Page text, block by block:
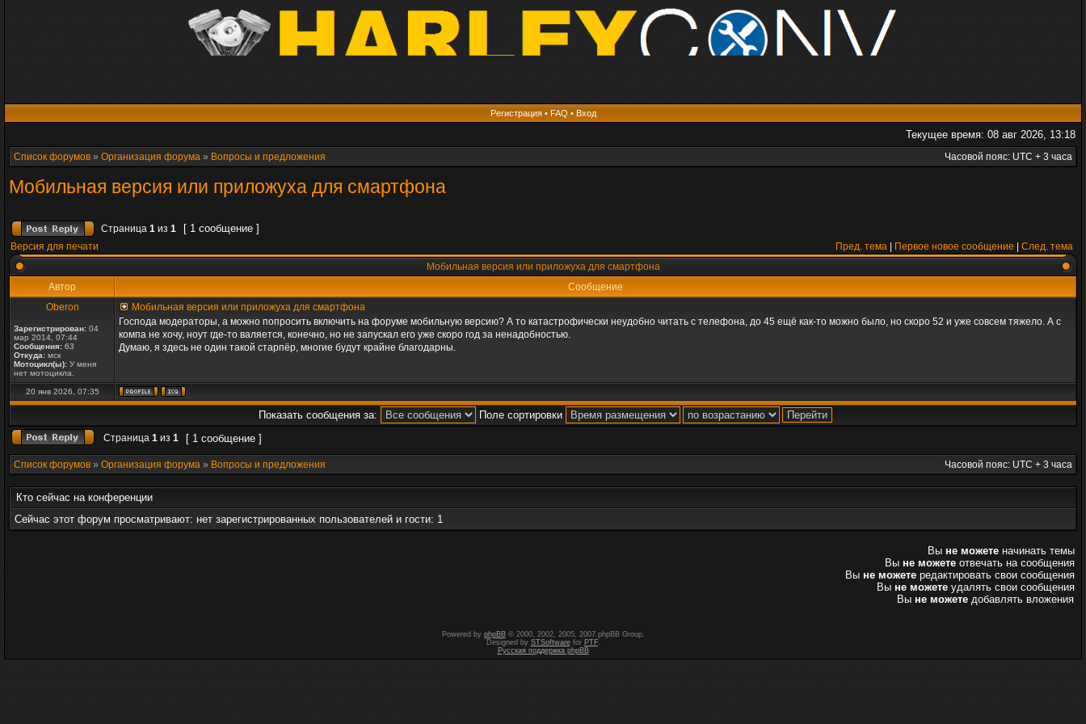
Регистрация• FAQ • Вход
Текущее время: 08 авг 2026, 13:18
Список форумов » Организация форума » Вопросы и предложения Часовой пояс: UTC + 3 часа
Мобильная версия или приложуха для смартфона
Страница 1 из 1 [ 1 сообщение ]
Версия для печати Пред. тема Первое новое сообщение
След. тема
Мобильная версия или приложуха для смартфона
Автор
Сообщение
Oberon
Зарегистрирован: 04
мар 2014, 07:44
Сообщения: 63
Откуда: мск
Мотоцикл(ы): У меня
нет мотоцикла.
Мобильная версия или приложуха для смартфона
Господа модераторы, а можно попросить включить на форуме мобильную версию? А то катастрофически неудобно читать с телефона, до 45 ещё как-то можно было, но скоро 52 и уже совсем тяжело. А с
компа не хочу, ноут где-то валяется, конечно, но не запускал его уже скоро год за ненадобностью.
Думаю, я здесь не один такой старпёр, многие будут крайне благодарны.
20 янв 2026, 07:35
Показать сообщения за: Поле сортировки
Страница 1 из 1 [ 1 сообщение ]
Список форумов » Организация форума » Вопросы и предложения Часовой пояс: UTC + 3 часа
Кто сейчас на конференции
Сейчас этот форум просматривают: нет зарегистрированных пользователей и гости: 1
Вы не можете начинать темы
Вы не можете отвечать на сообщения
Вы не можете редактировать свои сообщения
Вы не можете удалять свои сообщения
Вы не можете добавлять вложения
Powered by phpBB© 2000, 2002, 2005, 2007 phpBB Group.
Designed by STSoftwarefor PTF.
Русская поддержка phpBB